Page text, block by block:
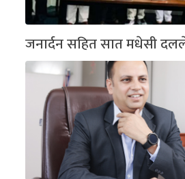
जनार्दन सहित सात मधेसी